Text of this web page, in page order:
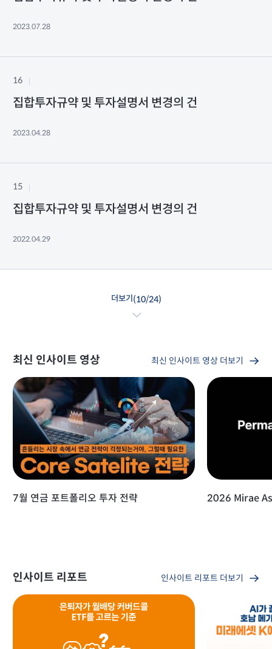
2023.07.28
16
집합투자규약 및 투자설명서 변경의 건
2023.04.28
15
집합투자규약 및 투자설명서 변경의 건
2022.04.29
더보기 (10/24)
최신 인사이트 영상 최신 인사이트 영상 더보기
7월 연금 포트폴리오 투자 전략 2026 Mirae
인사이트 리포트 인사이트 리포트 더보기